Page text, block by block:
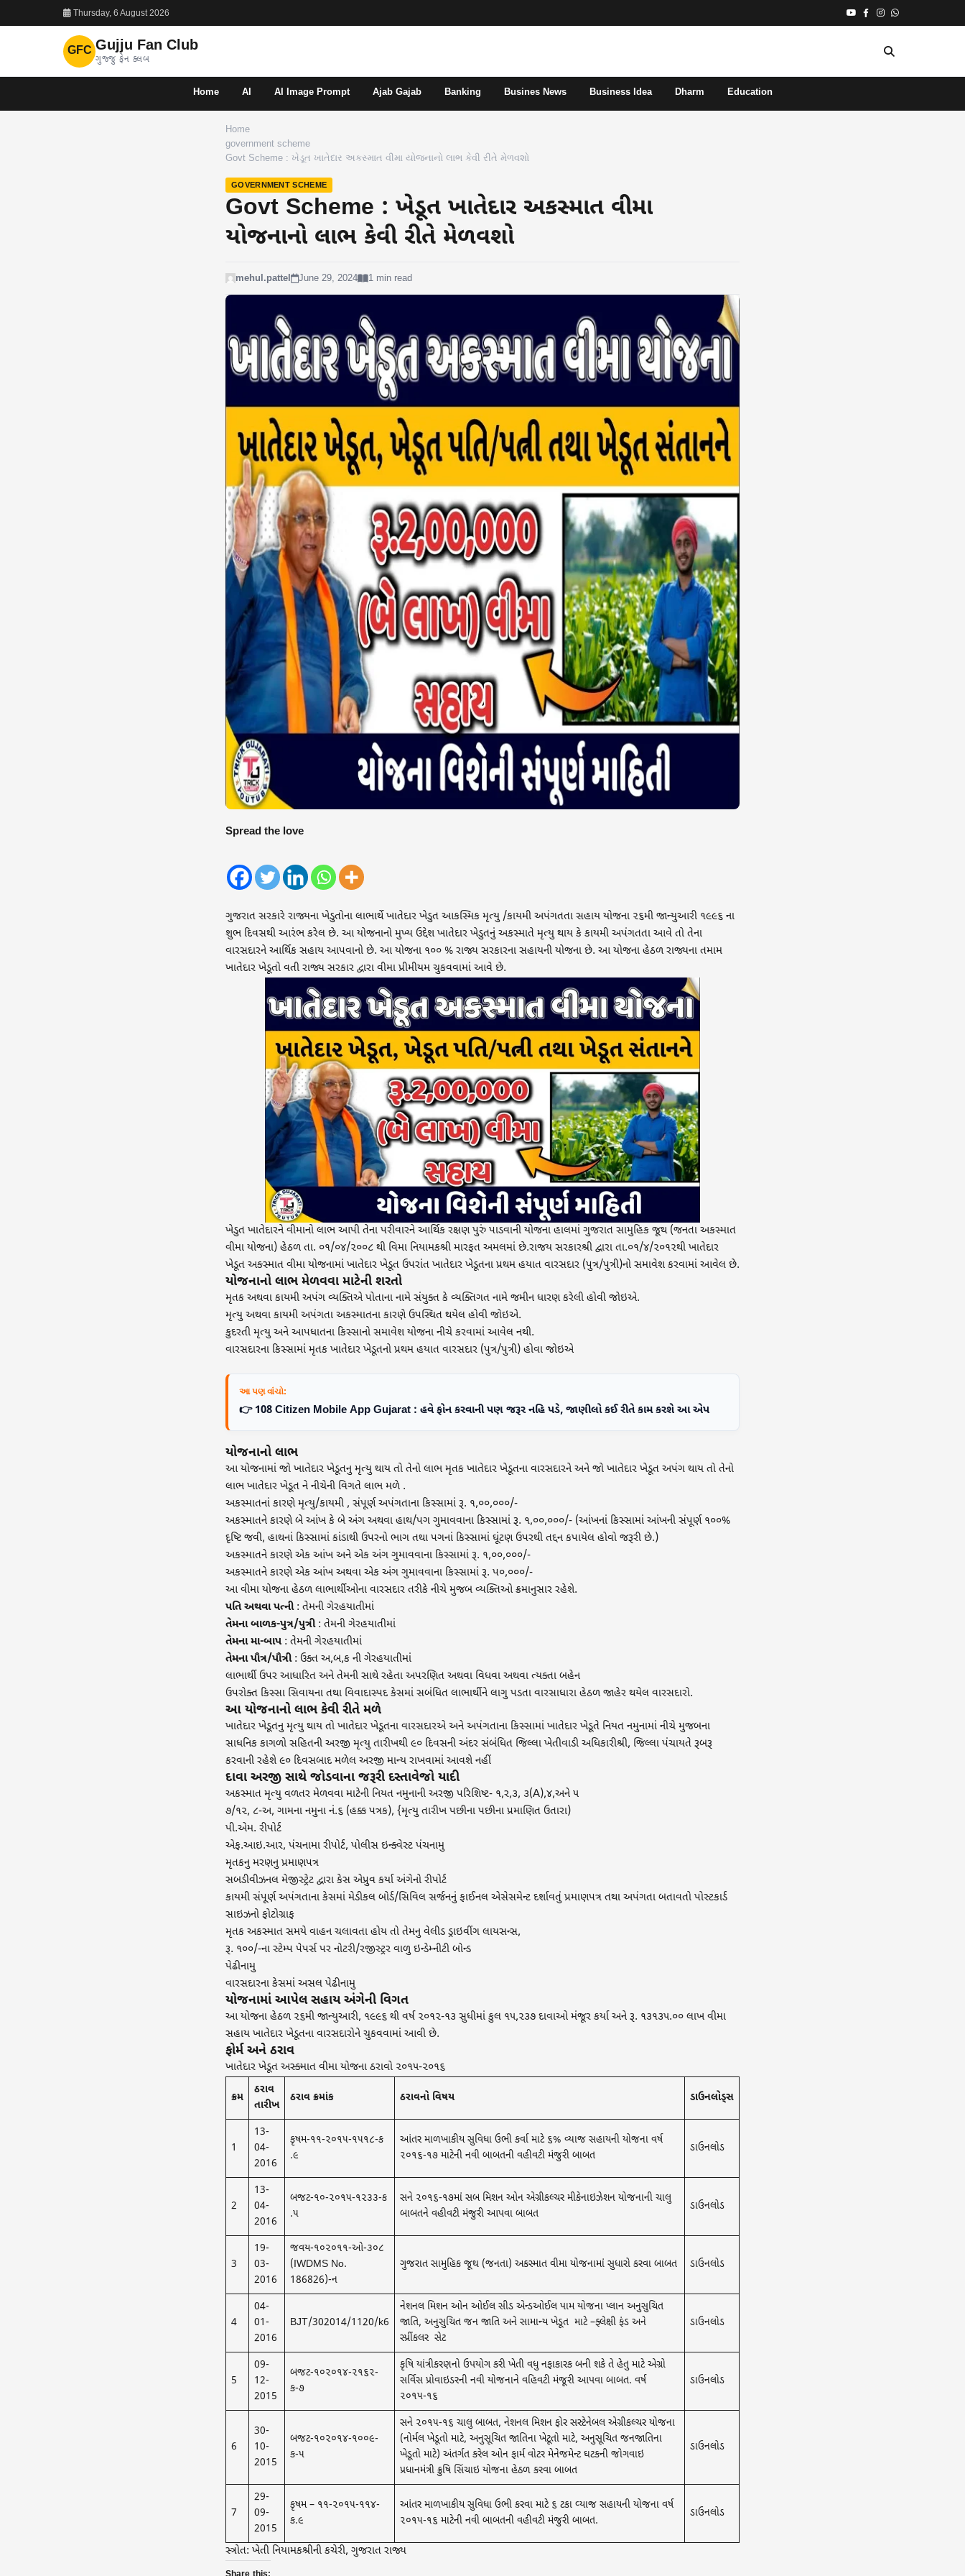
Thursday, 6 August 2026
GFC Gujju Fan Club
ગુજ્જુ ફેન ક્લબ
Home AI AI Image Prompt Ajab Gajab Banking Busines News Business Idea Dharm Education
Home
government scheme
Govt Scheme : ખેડૂત ખાતેદાર અકસ્માત વીમા યોજનાનો લાભ કેવી રીતે મેળવશો
GOVERNMENT SCHEME
Govt Scheme : ખેડૂત ખાતેદાર અકસ્માત વીમા
યોજનાનો લાભ કેવી રીતે મેળવશો
mehul.pattel June 29, 2024 1 min read
Spread the love
ગુજરાત સરકારે રાજ્યના ખેડુતોના લાભાર્થે ખાતેદાર ખેડુત આકસ્મિક મૃત્યુ /કાયમી અપંગતતા સહાય યોજના ૨૬મી જાન્યુઆરી ૧૯૯૬ ના
શુભ દિવસથી આરંભ કરેલ છે. આ યોજનાનો મુખ્ય ઉદ્દેશ ખાતેદાર ખેડુતનું અકસ્માતે મૃત્યુ થાય કે કાયમી અપંગતતા આવે તો તેના
વારસદારને આર્થિક સહાય આપવાનો છે. આ યોજના ૧૦૦ % રાજ્ય સરકારના સહાયની યોજના છે. આ યોજના હેઠળ રાજ્યના તમામ
ખાતેદાર ખેડૂતો વતી રાજ્ય સરકાર દ્વારા વીમા પ્રીમીયમ ચુકવવામાં આવે છે.
ખેડુત ખાતેદારને વીમાનો લાભ આપી તેના પરીવારને આર્થિક રક્ષણ પુરું પાડવાની યોજના હાલમાં ગુજરાત સામુહિક જૂથ (જનતા અકસ્માત
વીમા યોજના) હેઠળ તા. ૦૧/૦૪/૨૦૦૮ થી વિમા નિયામકશ્રી મારફત અમલમાં છે.રાજય સરકારશ્રી દ્વારા તા.૦૧/૪/૨૦૧૨થી ખાતેદાર
ખેડૂત અક્સ્માત વીમા યોજનામાં ખાતેદાર ખેડૂત ઉપરાંત ખાતેદાર ખેડૂતના પ્રથમ હયાત વારસદાર (પુત્ર/પુત્રી)નો સમાવેશ કરવામાં આવેલ છે.
યોજનાનો લાભ મેળવવા માટેની શરતો
મૃતક અથવા કાયમી અપંગ વ્યક્તિએ પોતાના નામે સંયુક્ત કે વ્યક્તિગત નામે જમીન ધારણ કરેલી હોવી જોઇએ.
મૃત્યુ અથવા કાયમી અપંગતા અકસ્માતના કારણે ઉપસ્થિત થયેલ હોવી જોઇએ.
કુદરતી મૃત્યુ અને આપધાતના કિસ્સાનો સમાવેશ યોજના નીચે કરવામાં આવેલ નથી.
વારસદારના કિસ્સામાં મૃતક ખાતેદાર ખેડૂતનો પ્રથમ હયાત વારસદાર (પુત્ર/પુત્રી) હોવા જોઇએ
આ પણ વાંચો:
👉 108 Citizen Mobile App Gujarat : હવે ફોન કરવાની પણ જરૂર નહિ પડે, જાણીલો કઈ રીતે કામ કરશે આ એપ
યોજનાનો લાભ
આ યોજનામાં જો ખાતેદાર ખેડૂતનુ મૃત્યુ થાય તો તેનો લાભ મૃતક ખાતેદાર ખેડૂતના વારસદારને અને જો ખાતેદાર ખેડૂત અપંગ થાય તો તેનો
લાભ ખાતેદાર ખેડૂત ને નીચેની વિગતે લાભ મળે .
અકસ્માતનાં કારણે મૃત્યુ/કાયમી , સંપૂર્ણ અપંગતાના કિસ્સામાં રૂ. ૧,૦૦,૦૦૦/-
અકસ્માતને કારણે બે આંખ કે બે અંગ અથવા હાથ/પગ ગુમાવવાના કિસ્સામાં રૂ. ૧,૦૦,૦૦૦/- (આંખનાં કિસ્સામાં આંખની સંપૂર્ણ ૧૦૦%
દૃષ્ટિ જવી, હાથનાં કિસ્સામાં કાંડાથી ઉપરનો ભાગ તથા પગનાં કિસ્સામાં ઘૂંટણ ઉપરથી તદ્દન કપાયેલ હોવો જરૂરી છે.)
અકસ્માતને કારણે એક આંખ અને એક અંગ ગુમાવવાના કિસ્સામાં રૂ. ૧,૦૦,૦૦૦/-
અકસ્માતને કારણે એક આંખ અથવા એક અંગ ગુમાવવાના કિસ્સામાં રૂ. પ૦,૦૦૦/-
આ વીમા યોજના હેઠળ લાભાર્થીઓના વારસદાર તરીકે નીચે મુજબ વ્યક્તિઓ ક્રમાનુસાર રહેશે.
પતિ અથવા પત્ની: તેમની ગેરહયાતીમાં
તેમના બાળક-પુત્ર/પુત્રી: તેમની ગેરહયાતીમાં
તેમના મા-બાપ : તેમની ગેરહયાતીમાં
તેમના પૌત્ર/પૌત્રી: ઉક્ત અ,બ,ક ની ગેરહયાતીમાં
લાભાર્થી ઉપર આધારિત અને તેમની સાથે રહેતા અપરણિત અથવા વિધવા અથવા ત્યક્તા બહેન
ઉપરોક્ત કિસ્સા સિવાયના તથા વિવાદાસ્પદ કેસમાં સબંધિત લાભાર્થીને લાગુ પડતા વારસાધારા હેઠળ જાહેર થયેલ વારસદારો.
આ યોજનાનો લાભ કેવી રીતે મળે
ખાતેદાર ખેડૂતનુ મૃત્યુ થાય તો ખાતેદાર ખેડૂતના વારસદારએ અને અપંગતાના કિસ્સામાં ખાતેદાર ખેડૂતે નિયત નમુનામાં નીચે મુજબના
સાધનિક કાગળો સહિતની અરજી મૃત્યુ તારીખથી ૯૦ દિવસની અંદર સંબંધિત જિલ્લા ખેતીવાડી અધિકારીશ્રી, જિલ્લા પંચાયતે રૂબરૂ
કરવાની રહેશે ૯૦ દિવસબાદ મળેલ અરજી માન્ય રાખવામાં આવશે નહીં
દાવા અરજી સાથે જોડવાના જરૂરી દસ્તાવેજો યાદી
અકસ્માત મૃત્યુ વળતર મેળવવા માટેની નિયત નમુનાની અરજી પરિશિષ્‍ટ- ૧,ર,૩, ૩(A),૪,અને ૫
૭/૧૨, ૮-અ, ગામના નમુના નં.૬ (હક્ક પત્રક), {મૃત્યુ તારીખ પછીના પછીના પ્રમાણિત ઉતારા)
પી.એમ. રીપોર્ટ
એફ.આઇ.આર, પંચનામા રીપોર્ટ, પોલીસ ઇન્ક્વેસ્ટ પંચનામુ
મૃતકનુ મરણનુ પ્રમાણપત્ર
સબડીવીઝનલ મેજીસ્ટ્રેટ દ્વારા કેસ એપ્રુવ કર્યા અંગેનો રીપોર્ટ
કાયમી સંપૂર્ણ અપંગતાના કેસમાં મેડીકલ બોર્ડ/સિવિલ સર્જનનું ફાઈનલ એસેસમેન્ટ દર્શાવતું પ્રમાણપત્ર તથા અપંગતા બતાવતો પોસ્ટકાર્ડ
સાઇઝનો ફોટોગ્રાફ
મૃતક અકસ્માત સમયે વાહન ચલાવતા હોય તો તેમનુ વેલીડ ડ્રાઇવીંગ લાયસન્સ,
રૂ. ૧૦૦/-ના સ્ટેમ્પ પેપર્સ પર નોટરી/રજીસ્ટ્રર વાળુ ઇન્ડેમ્નીટી બોન્ડ
પેઢીનામુ
વારસદારના કેસમાં અસલ પેઢીનામુ
યોજનામાં આપેલ સહાય અંગેની વિગત
આ યોજના હેઠળ ૨૬મી જાન્યુઆરી, ૧૯૯૬ થી વર્ષ ૨૦૧૨-૧૩ સુધીમાં કુલ ૧૫,૨૩૭ દાવાઓ મંજૂર કર્યા અને રૂ. ૧૩૧૩૫.૦૦ લાખ વીમા
સહાય ખાતેદાર ખેડૂતના વારસદારોને ચુકવવામાં આવી છે.
ફોર્મ અને ઠરાવ
ખાતેદાર ખેડૂત અસ્ક્માત વીમા યોજના ઠરાવો ૨૦૧૫-૨૦૧૬
ક્રમ
ઠરાવ
તારીખ
ઠરાવ ક્રમાંક ઠરાવનો વિષય ડાઉનલોડ્સ
1
13-
04-
2016
કૃષમ​-૧૧-૨૦૧૫-૧૫૧૮-ક​
.૯
આંતર માળખાકીય સુવિધા ઉભી કર્વા માટે ૬% વ્યાજ સહાયની યોજના વર્ષ
૨૦૧૬-૧૭ માટેની ન​વી બાબતની વહીવટી મંજુરી બાબત​
ડાઉનલોડ
2
13-
04-
2016
બજટ​-૧૦-૨૦૧૫-૧૨૩૩-ક​
.૫
સને ૨૦૧૬-૧૭માં સબ મિશન ઓન એગ્રીકલ્ચર મીકેનાઇઝેશન યોજનાની ચાલુ
બાબતને વહીવટી મંજુરી આપ​વા બાબત​
ડાઉનલોડ
3
19-
03-
2016
જવય-૧૦૨૦૧૧-ઓ-૩૦૮
(IWDMS No.
186826)-ન
ગુજરાત સામુહિક જૂથ (જનતા) અકસ્‍માત વીમા યોજનામાં સુધારો કરવા બાબત ડાઉનલોડ
4
04-
01-
2016
BJT/302014/1120/k6
નેશનલ મિશન ઓન ઓઈલ સીડ એન્ડઓઈલ પામ યોજના પ્લાન અનુસુચિત
જાતિ, અનુસુચિત જન જાતિ અને સામાન્ય ખેડૂત માટે –ફ્લેક્ષી ફંડ અને
સ્પ્રીંકલર સેટ
ડાઉનલોડ
5
09-
12-
2015
બજટ-૧૦૨૦૧૪-૨૧૬૨-
ક-૭
કૃષિ યાંત્રીકરણનો ઉપયોગ કરી ખેતી વધુ નફાકારક બની શકે તે હેતુ માટે એગ્રો
સર્વિસ પ્રોવાઇડરની નવી યોજનાને વહિવટી મંજૂરી આપવા બાબત. વર્ષ
૨૦૧૫-૧૬
ડાઉનલોડ
6
30-
10-
2015
બજટ​-૧૦૨૦૧૪-૧૦૦૯-
ક-૫
સને ૨૦૧૫-૧૬ ચાલુ બાબત​, નેશનલ મિશન ફોર સસ્ટેનેબલ એગ્રીકલ્ચર યોજના
(નોર્મલ ખેડૂતો માટે, અનુસૂચિત જાતિના ખેટૂતો માટે, અનુસૂચિત જનજાતિના
ખેડૂતો માટે) અંતર્ગત કરેલ ઓન ફાર્મ વોટર મેનેજમેન્ટ​ ઘટકની જોગ​વાઇ
પ્રધાનમંત્રી ક્રુષિ સિંચાઇ યોજના હેઠળ કરવા બાબત​
ડાઉનલોડ
7
29-
09-
2015
કૃષમ – ૧૧-૨૦૧૫-૧૧૪-
ક.૯
આંતર માળખાકીય સુવિધા ઉભી કરવા માટે ૬ ટકા વ્‍યાજ સહાયની યોજના વર્ષ
૨૦૧૫-૧૬ માટેની નવી બાબતની વહીવટી મંજુરી બાબત.
ડાઉનલોડ
સ્ત્રોત: ખેતી નિયામકશ્રીની કચેરી, ગુજરાત રાજ્ય